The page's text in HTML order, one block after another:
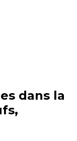
dans la